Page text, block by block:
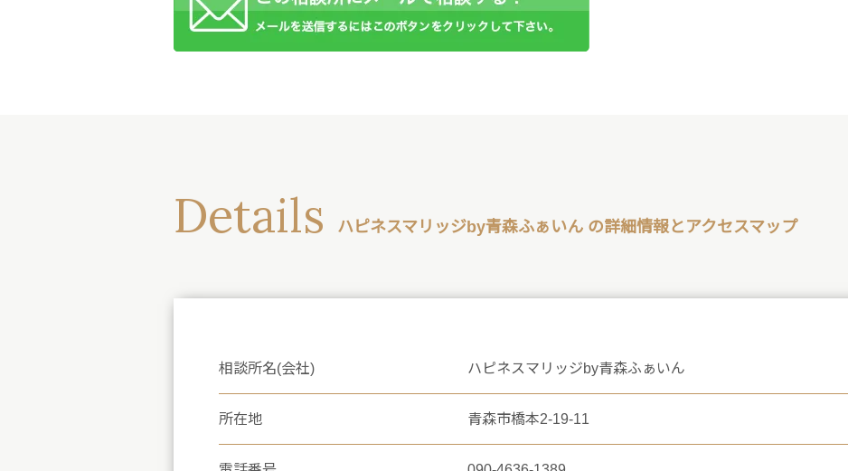
Details ハピネスマリッジby青森ふぁいん の詳細情報とアクセスマップ
相談所名(会社) ハピネスマリッジby青森ふぁいん
所在地 青森市橋本2-19-11